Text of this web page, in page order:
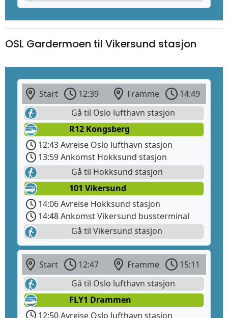
OSL Gardermoen til Vikersund stasjon
Start 12:39 Framme
14:49
Gå til Oslo lufthavn stasjon
R12 Kongsberg
12:43 Avreise Oslo lufthavn stasjon
13:59 Ankomst Hokksund stasjon
Gå til Hokksund stasjon
101 Vikersund
14:06 Avreise Hokksund stasjon
14:48 Ankomst Vikersund bussterminal
Gå til Vikersund stasjon
Start 12:47 Framme
15:11
Gå til Oslo lufthavn stasjon
FLY1 Drammen
12:50 Avreise Oslo lufthavn stasjon